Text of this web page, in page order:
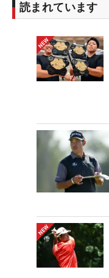
読まれています